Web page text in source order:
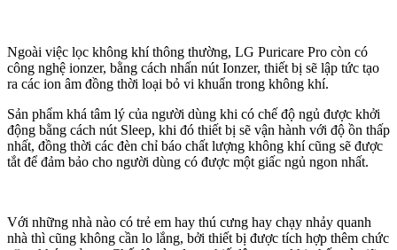
Ngoài việc lọc không khí thông thường, LG Puricare Pro còn có
công nghệ ionzer, bằng cách nhấn nút Ionzer, thiết bị sẽ lập tức tạo
ra các ion âm đồng thời loại bỏ vi khuẩn trong không khí.
Sản phẩm khá tâm lý của người dùng khi có chế độ ngủ được khởi
động bằng cách nút Sleep, khi đó thiết bị sẽ vận hành với độ ồn thấp
nhất, đồng thời các đèn chỉ báo chất lượng không khí cũng sẽ được
tắt để đảm bảo cho người dùng có được một giấc ngủ ngon nhất.
Với những nhà nào có trẻ em hay thú cưng hay chạy nhảy quanh
nhà thì cũng không cần lo lắng, bởi thiết bị được tích hợp thêm chức